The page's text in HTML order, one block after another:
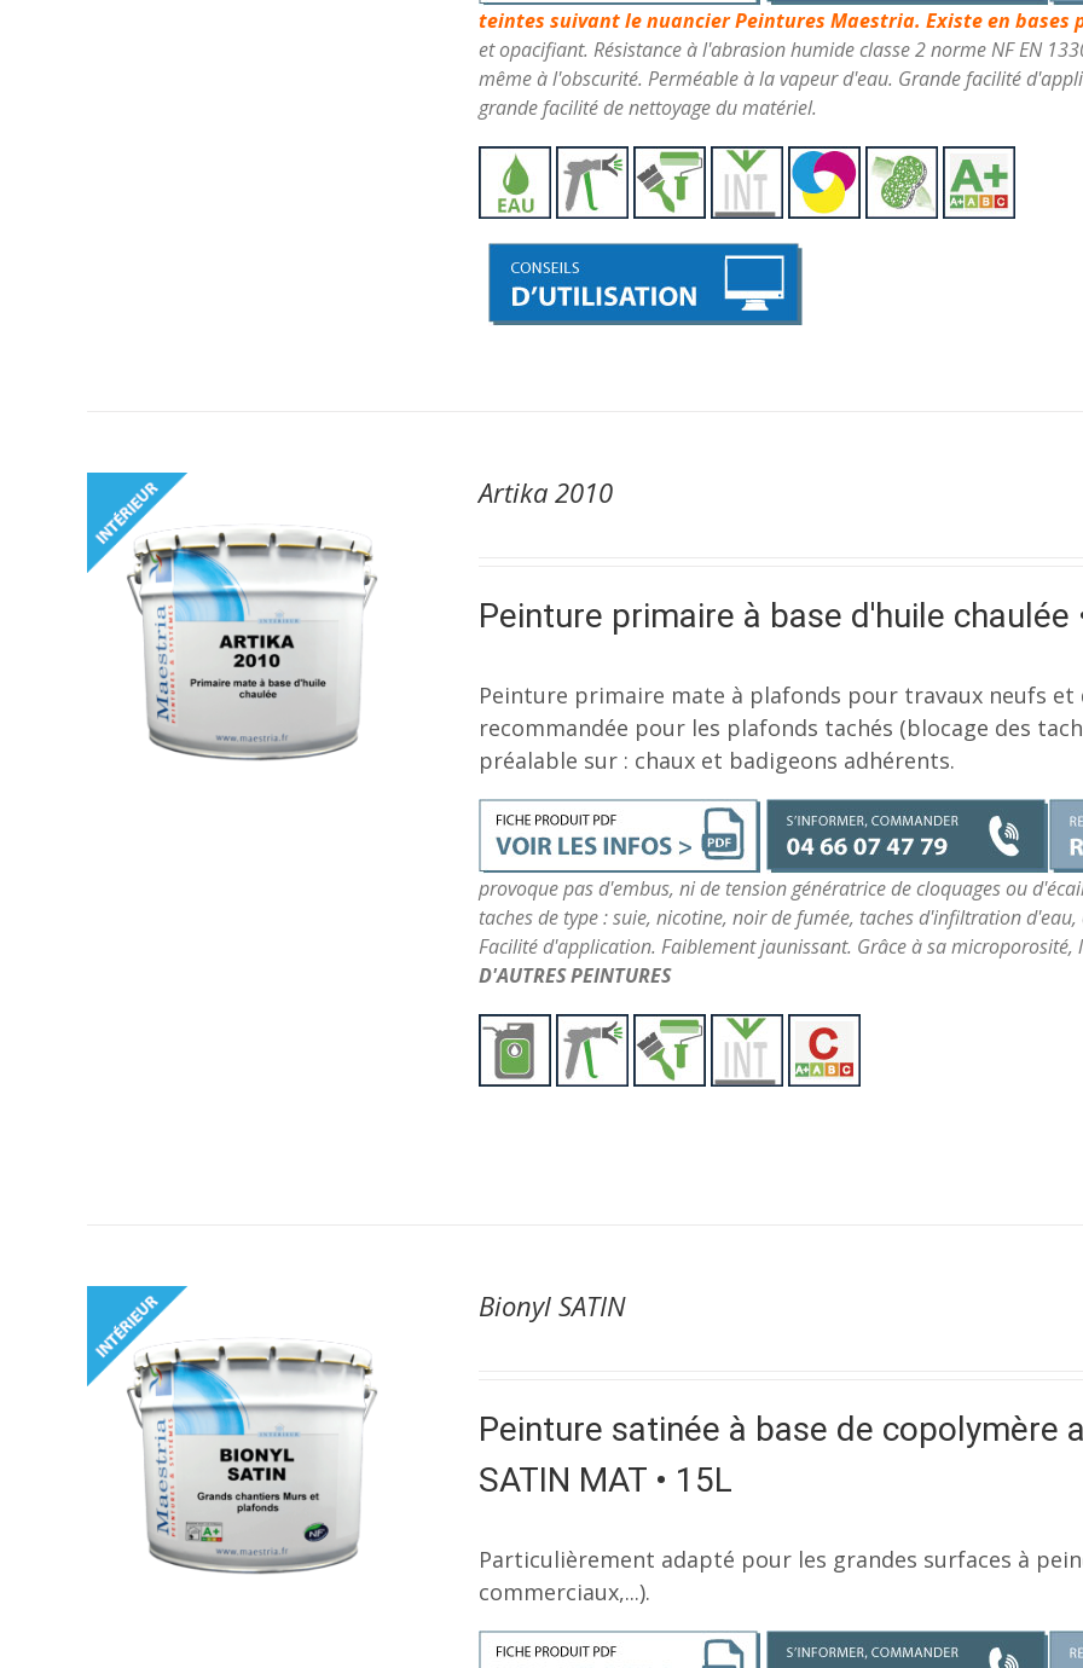
teintes suivant le nuancier Peintures Maestria. Existe en bases
et opacifiant. Résistance à l'abrasion humide classe 2 norme NF EN
même à l'obscurité. Perméable à la vapeur d'eau. Grande facilité
grande facilité de nettoyage du matériel.
Artika 2010
Peinture primaire à base d'huile chaulée
Peinture primaire mate à plafonds pour travaux neufs
recommandée pour les plafonds tachés (blocage des
préalable sur : chaux et badigeons adhérents.
provoque pas d'embus, ni de tension génératrice de cloquages ou
taches de type : suie, nicotine, noir de fumée, taches d'infiltration
Facilité d'application. Faiblement jaunissant. Grâce à sa microporosité,
D'AUTRES PEINTURES
Bionyl SATIN
Peinture satinée à base de copolymère
SATIN MAT • 15L
Particulièrement adapté pour les grandes surfaces à
commerciaux,...).